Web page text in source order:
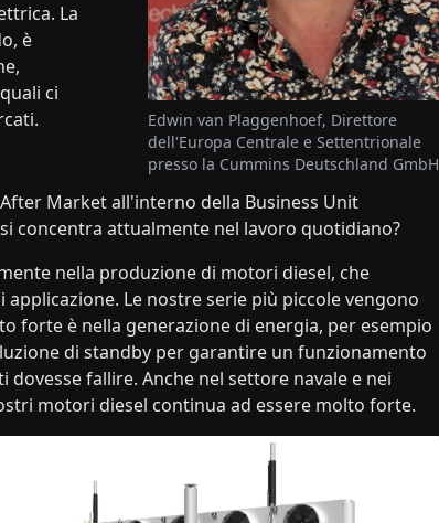
La
è
ci
Edwin van Plaggenhoef, Direttore
dell'Europa Centrale e Settentrionale
presso la Cummins Deutschland GmbH
Market all'interno della Business Unit
concentra attualmente nel lavoro quotidiano?
nella produzione di motori diesel, che
Le nostre serie più piccole vengono
forte è nella generazione di energia, per esempio
di standby per garantire un funzionamento
fallire. Anche nel settore navale e nei
motori diesel continua ad essere molto forte.